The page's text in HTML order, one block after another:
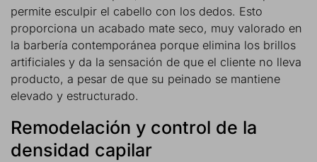
permite esculpir el cabello con los dedos. Esto
proporciona un acabado mate seco, muy valorado en
la barbería contemporánea porque elimina los brillos
artificiales y da la sensación de que el cliente no lleva
producto, a pesar de que su peinado se mantiene
elevado y estructurado.
Remodelación y control de la
densidad capilar